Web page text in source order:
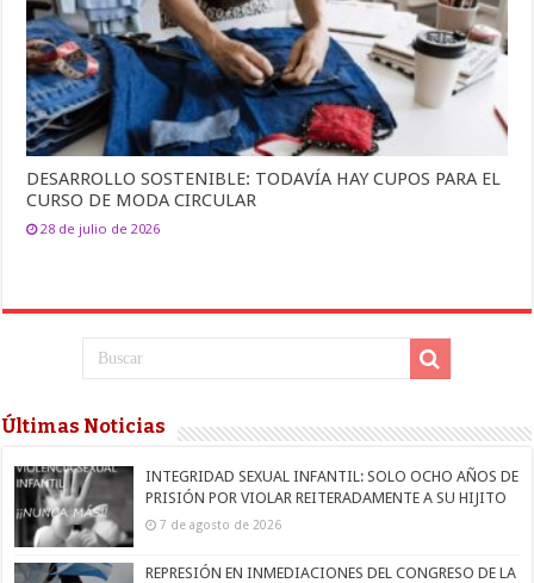
DESARROLLO SOSTENIBLE: TODAVÍA HAY CUPOS PARA EL
CURSO DE MODA CIRCULAR
28 de julio de 2026
Últimas Noticias
INTEGRIDAD SEXUAL INFANTIL: SOLO OCHO AÑOS DE
PRISIÓN POR VIOLAR REITERADAMENTE A SU HIJITO
7 de agosto de 2026
REPRESIÓN EN INMEDIACIONES DEL CONGRESO DE LA